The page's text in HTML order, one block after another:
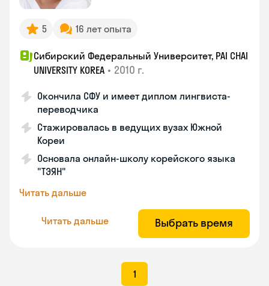
5 16 лет опыта
Сибирский Федеральный Университет, PAI CHAI
UNIVERSITY KOREA • 2010 г.
Окончила СФУ и имеет диплом лингвиста-
переводчика
Стажировалась в ведущих вузах Южной
Кореи
Основала онлайн-школу корейского языка
"ТЭЯН"
Читать дальше
Читать дальше Выбрать время
1